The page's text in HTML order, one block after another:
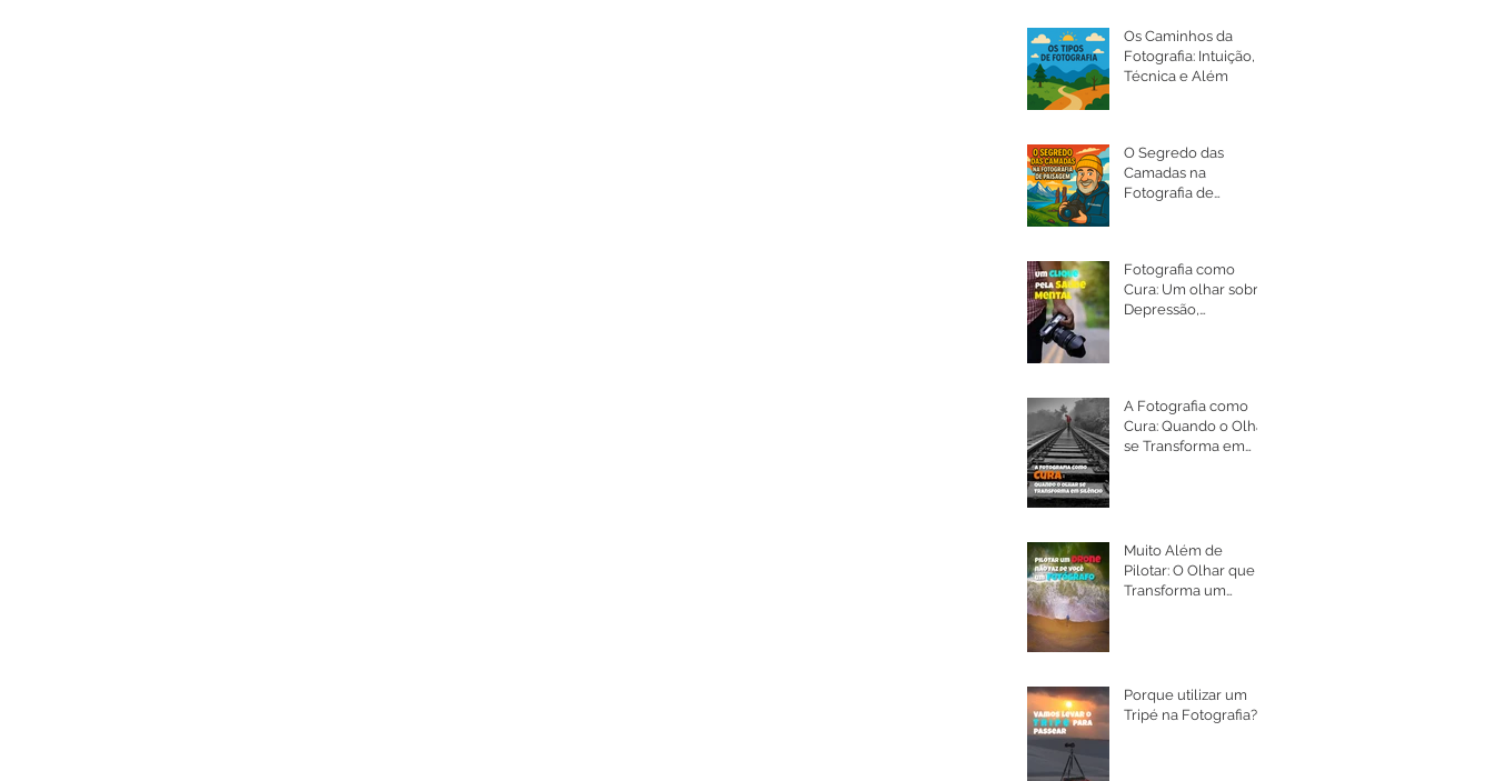
Intenção
Os Caminhos da
Fotografia: Intuição,
Técnica e Além
O Segredo das
Camadas na
Fotografia de
Fotografia como
Cura: Um olhar sobre
Depressão,
A Fotografia como
Cura: Quando o Olhar
se Transforma em
Muito Além de
Pilotar: O Olhar que
Transforma um
Porque utilizar um
Tripé na Fotografia?